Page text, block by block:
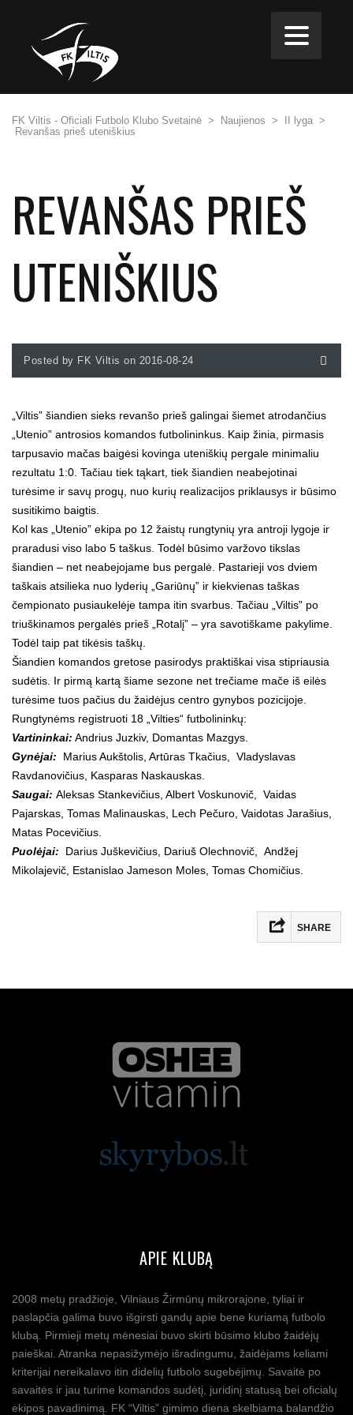
FK Viltis - Oficiali Futbolo Klubo Svetainė > Naujienos > II lyga >
Revanšas prieš uteniškius
REVANŠAS PRIEŠ
UTENIŠKIUS
Posted by FK Viltis on 2016-08-24
„Viltis” šiandien sieks revanšo prieš galingai šiemet atrodančius
„Utenio” antrosios komandos futbolininkus. Kaip žinia, pirmasis
tarpusavio mačas baigėsi kovinga uteniškių pergale minimaliu
rezultatu 1:0. Tačiau tiek tąkart, tiek šiandien neabejotinai
turėsime ir savų progų, nuo kurių realizacijos priklausys ir būsimo
susitikimo baigtis.
Kol kas „Utenio” ekipa po 12 žaistų rungtynių yra antroji lygoje ir
praradusi viso labo 5 taškus. Todėl būsimo varžovo tikslas
šiandien – net neabejojame bus pergalė. Pastarieji vos dviem
taškais atsilieka nuo lyderių „Gariūnų” ir kiekvienas taškas
čempionato pusiaukelėje tampa itin svarbus. Tačiau „Viltis” po
triuškinamos pergalės prieš „Rotalį” – yra savotiškame pakylime.
Todėl taip pat tikėsis taškų.
Šiandien komandos gretose pasirodys praktiškai visa stipriausia
sudėtis. Ir pirmą kartą šiame sezone net trečiame mače iš eilės
turėsime tuos pačius du žaidėjus centro gynybos pozicijoje.
Rungtynėms registruoti 18 „Vilties“ futbolininkų:
Vartininkai: Andrius Juzkiv, Domantas Mazgys.
Gynėjai: Marius Aukštolis, Artūras Tkačius, Vladyslavas
Ravdanovičius, Kasparas Naskauskas.
Saugai: Aleksas Stankevičius, Albert Voskunovič, Vaidas
Pajarskas, Tomas Malinauskas, Lech Pečuro, Vaidotas Jarašius,
Matas Pocevičius.
Puolėjai: Darius Juškevičius, Dariuš Olechnovič, Andžej
Mikolajevič, Estanislao Jameson Moles, Tomas Chomičius.
SHARE
APIE KLUBĄ
2008 metų pradžioje, Vilniaus Žirmūnų mikrorajone, tyliai ir
paslapčia galima buvo išgirsti gandų apie bene kuriamą futbolo
klubą. Pirmieji metų mėnesiai buvo skirti būsimo klubo žaidėjų
paieškai. Atranka nepasižymėjo išradingumu, žaidėjams keliami
kriterijai nereikalavo itin didelių futbolo sugebėjimų. Savaitė po
savaitės ir jau turime komandos sudėtį, juridinį statusą bei oficialų
ekipos pavadinimą. FK “Viltis” gimimo diena skelbiama balandžio